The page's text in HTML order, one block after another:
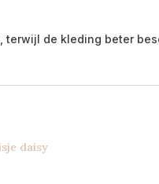
de kleding beter